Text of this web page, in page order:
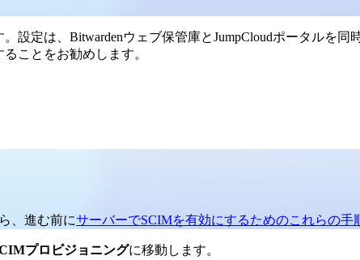
設定は、Bitwardenウェブ保管庫とJumpCloudポータルを
ことをお勧めします。
、進む前にサーバーでSCIMを有効にするためのこれらの手
プロビジョニングに移動します。